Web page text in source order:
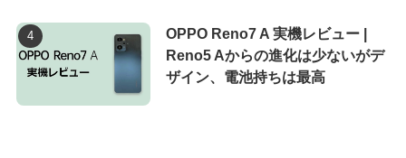
OPPO Reno7 A 実機レビュー |
Reno5 Aからの進化は少ないがデ
ザイン、電池持ちは最高